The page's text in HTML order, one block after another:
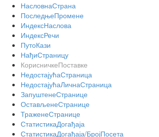
НасловнаСтрана
ПоследњеПромене
ИндексНаслова
ИндексРечи
ПутоКази
НађиСтраницу
КорисничкеПоставке
НедостајућаСтраница
НедостајућаЛичнаСтраница
ЗапуштенеСтранице
ОстављенеСтранице
ТраженеСтранице
СтатистикаДогађаја
СтатистикаДогађаја/БројПосета